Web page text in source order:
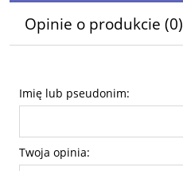
Opinie o produkcie (0)
Imię lub pseudonim:
Twoja opinia: